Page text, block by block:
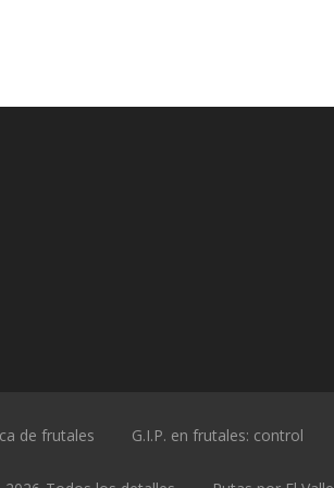
de frutales G.I.P. en frutales: control